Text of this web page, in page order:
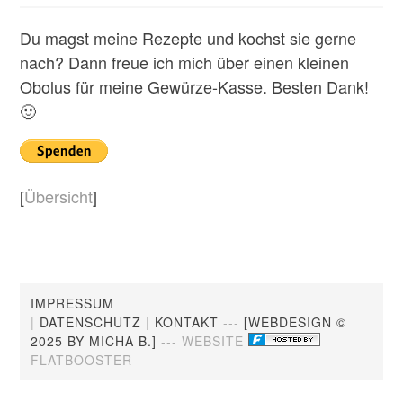
Du magst meine Rezepte und kochst sie gerne
nach? Dann freue ich mich über einen kleinen
Obolus für meine Gewürze-Kasse. Besten Dank!
🙂
[Übersicht]
IMPRESSUM
| DATENSCHUTZ | KONTAKT --- [WEBDESIGN ©
2025 BY MICHA B.] --- WEBSITE
FLATBOOSTER